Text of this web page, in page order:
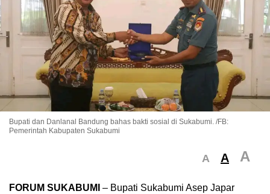
Bupati dan Danlanal Bandung bahas bakti sosial di Sukabumi. /FB:
Pemerintah Kabupaten Sukabumi
A A A
FORUM SUKABUMI – Bupati Sukabumi Asep Japar